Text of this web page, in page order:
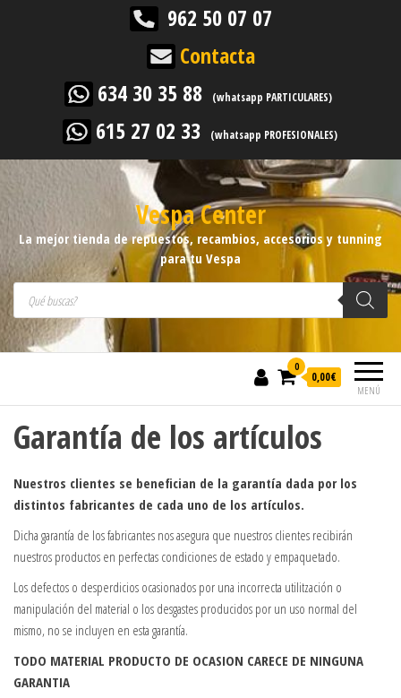
962 50 07 07
Contacta
634 30 35 88
(whatsapp PARTICULARES)
615 27 02 33 (whatsapp PROFESIONALES)
Vespa Center
La mejor tienda de repuestos, recambios, accesorios y tunning
para tu Vespa
Búsqueda de productos
MENÚ
0
0,00€
Garantía de los artículos
Nuestros clientes se benefician de la garantía dada por los
distintos fabricantes de cada uno de los artículos.
Dicha garantía de los fabricantes nos asegura que nuestros clientes recibirán
nuestros productos en perfectas condiciones de estado y empaquetado.
Los defectos o desperdicios ocasionados por una incorrecta utilitzación o
manipulación del material o los desgastes producidos por un uso normal del
mismo, no se incluyen en esta garantía.
TODO MATERIAL PRODUCTO DE OCASION CARECE DE NINGUNA
GARANTIA